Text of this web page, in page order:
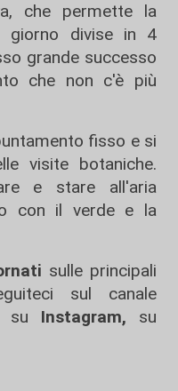
che permette la
giorno divise in 4
grande successo
che non c'è più
fisso e si
visite botaniche.
e stare all'aria
con il verde e la
sulle principali
sul canale
su Instagram, su